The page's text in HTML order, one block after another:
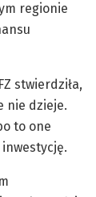
regionie
stwierdziła,
nie dzieje.
to one